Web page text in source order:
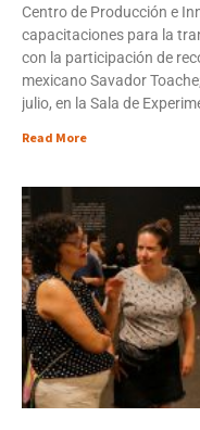
Centro de Producción e
capacitaciones para la
con la participación de
mexicano Savador
julio, en la Sala de
Read More